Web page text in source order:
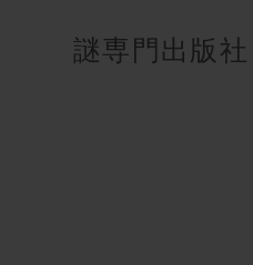
謎専門出版社